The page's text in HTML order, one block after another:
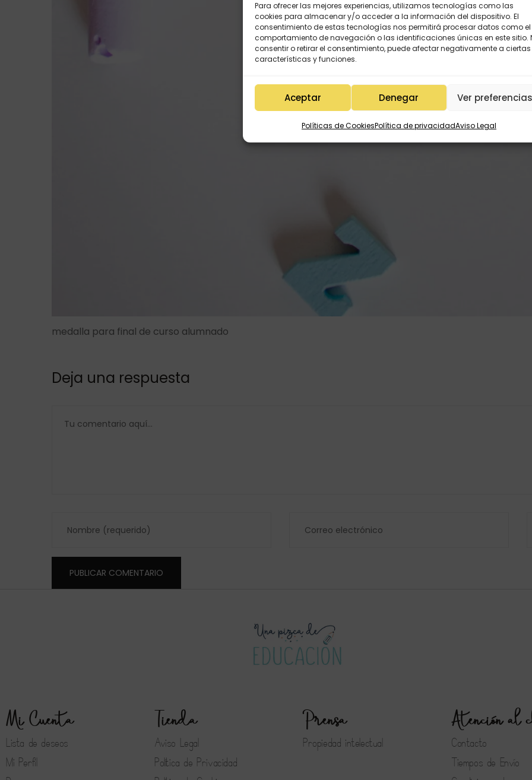
Para ofrecer las mejores experiencias, utilizamos tecnologías como las
cookies para almacenar y/o acceder a la información del dispositivo. El
consentimiento de estas tecnologías nos permitirá procesar datos como el
comportamiento de navegación o las identificaciones únicas en este sitio.
consentir o retirar el consentimiento, puede afectar negativamente a ciertas
características y funciones.
Aceptar Denegar Ver
Políticas de CookiesPolítica de privacidadAviso Legal
medalla para final de curso alumnado
Deja una respuesta
Mi Cuenta
Lista de deseos
Mi Perfil
Tienda
Aviso Legal
Política de Privacidad
Prensa
Propiedad intelectual
Atención al
Contacto
Tiempos de Envío